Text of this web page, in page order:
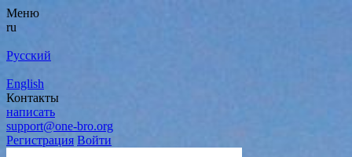
Меню
ru
Русский
English
Контакты
написать
support@one-bro.org
Регистрация Войти